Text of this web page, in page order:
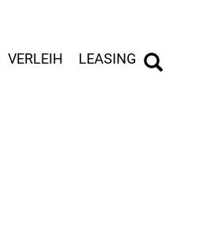
VERLEIH LEASING